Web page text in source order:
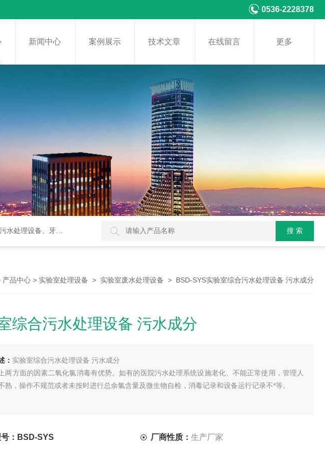
0536-2228378
新闻中心 案例展示 技术文章 在线留言 更多
理设备、次氯酸发生器
产品中心 > 实验室处理设备 > 实验室废水处理设备 > BSD-SYS实验室综合污水处理设备 污水成分
综合污水处理设备 污水成分
： 实验室综合污水处理设备 污水成分
两方面的因素二氧化氯消毒有优势。如有的医院污水处理系统设施老化、不能正常使用，管理人
熟，操作不规范或者未按时进行总余氯含量及微生物自检，消毒记录和设备运行记录不*等。
：BSD-SYS 厂商性质： 生产厂家